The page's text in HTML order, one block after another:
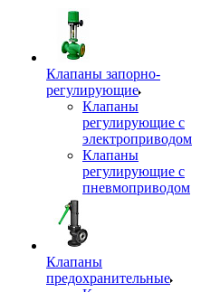
Клапаны запорно-
регулирующие
Клапаны
регулирующие с
электроприводом
Клапаны
регулирующие с
пневмоприводом
Клапаны
предохранительные